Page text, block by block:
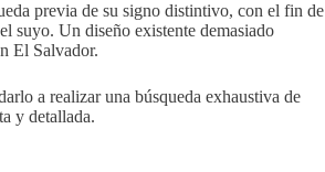
previa de su signo distintivo, con el fin de
suyo. Un diseño existente demasiado
El Salvador.
a realizar una búsqueda exhaustiva de
y detallada.